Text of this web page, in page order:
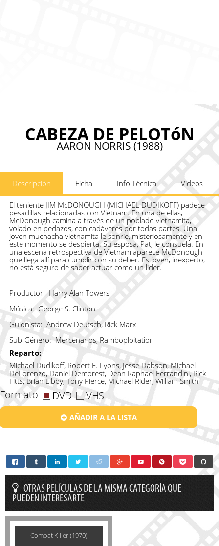
CABEZA DE PELOTóN
AARON NORRIS (1988)
Descripción Ficha Info Técnica Vídeos
El teniente JIM McDONOUGH (MICHAEL DUDIKOFF) padece
pesadillas relacionadas con Vietnam. En una de ellas,
McDonough camina a través de un poblado vietnamita,
volado en pedazos, con cadáveres por todas partes. Una
joven muchacha vietnamita le sonríe, misteriosamente y en
este momento se despierta. Su esposa, Pat, le consuela. En
una escena retrospectiva de Vietnam aparece McDonough
que llega allí para cumplir con su deber. Es joven, inexperto,
no está seguro de saber actuar como un líder.
Productor: Harry Alan Towers
Música:George S. Clinton
Guionista: Andrew Deutsch, Rick Marx
Sub-Género:Mercenarios, Ramboploitation
Reparto:
Michael Dudikoff, Robert F. Lyons, Jesse Dabson, Michael
DeLorenzo, Daniel Demorest, Dean Raphael Ferrandini, Rick
Fitts, Brian Libby, Tony Pierce, Michael Rider, William Smith
Formato DVD VHS
AÑADIR A LA LISTA
OTRAS PELÍCULAS DE LA MISMA CATEGORÍA QUE
PUEDEN INTERESARTE
Combat Killer (1970)